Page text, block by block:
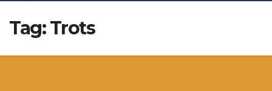
Tag:Trots